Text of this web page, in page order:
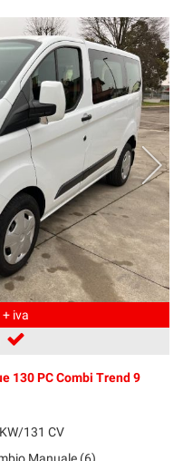
iva
130 PC Combi Trend 9
131 CV